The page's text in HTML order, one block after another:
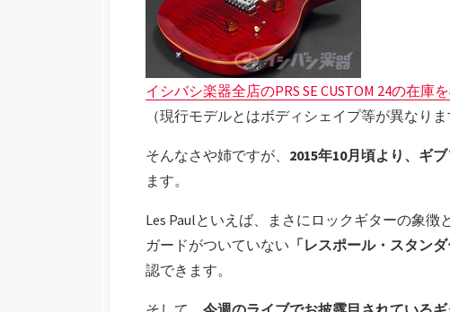
イシバシ楽器全店のPRS SE CUSTOM 24の在庫を
（現行モデルとはボディシェイプ等が異なり
そんなさや姉ですが、 2015年10月頃より、ギ
ます。
Les Paulといえば、まさにロックギターの象
ガードがついていない 「レスポール・スタンダ
認できます。